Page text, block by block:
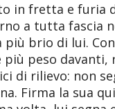
in fretta e furia
a tutta fascia
più brio di lui.
più peso davanti,
di rilievo: non
Firma la sua